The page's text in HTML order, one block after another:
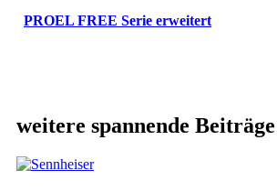
PROEL FREE Serie erweitert
weitere spannende Beiträge